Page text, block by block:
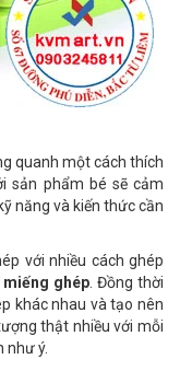
quanh một cách thích
sản phẩm bé sẽ cảm
năng và kiến thức cần
với nhiều cách ghép
miếng ghép . Đồng thời
khác nhau và tạo nên
thật nhiều với mỗi
như ý.